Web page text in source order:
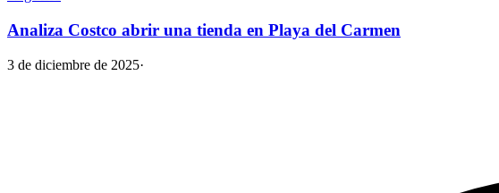
Analiza Costco abrir una tienda en Playa del Carmen
3 de diciembre de 2025·